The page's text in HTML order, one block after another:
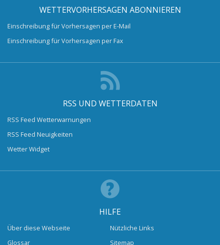
WETTERVORHERSAGEN ABONNIEREN
Einschreibung für Vorhersagen per E-Mail
Einschreibung für Vorhersagen per Fax
RSS UND WETTERDATEN
RSS Feed Wetterwarnungen
RSS Feed Neuigkeiten
Wetter Widget
HILFE
Über diese Webseite
Glossar
Nützliche Links
Sitemap